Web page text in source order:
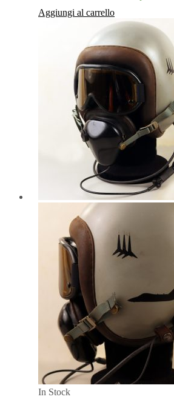
Aggiungi al carrello
In Stock